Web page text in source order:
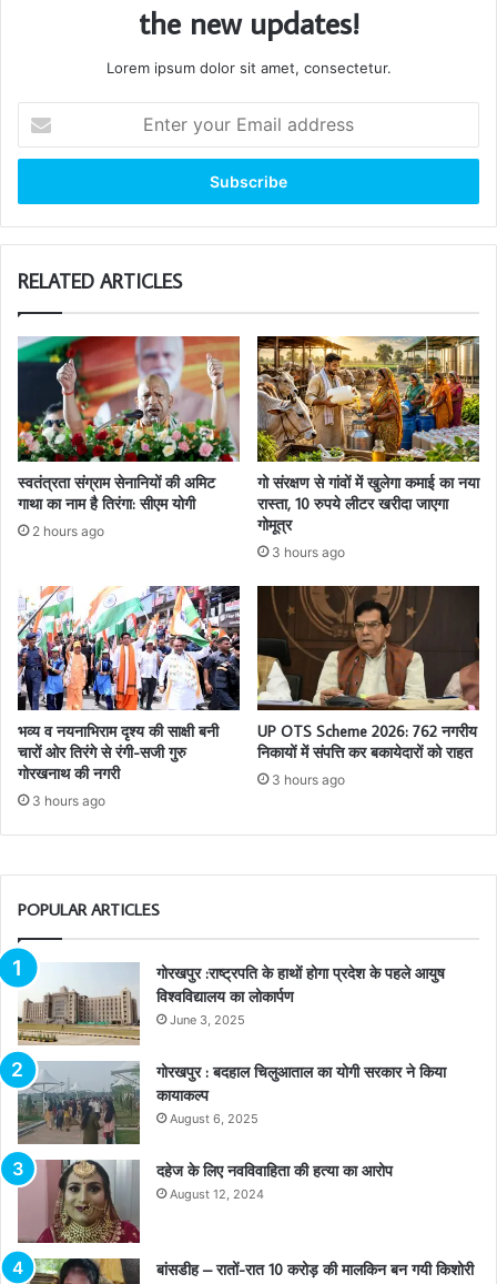
the new updates!
Lorem ipsum dolor sit amet, consectetur.
your
Email
RELATED ARTICLES
स्वतंत्रता संग्राम सेनानियों की अमिट
गाथा का नाम है तिरंगा: सीएम योगी
2 hours ago
गो संरक्षण से गांवों में खुलेगा कमाई का नया
रास्ता, 10 रुपये लीटर खरीदा जाएगा
गोमूत्र
3 hours ago
भव्य व नयनाभिराम दृश्य की साक्षी बनी
चारों ओर तिरंगे से रंगी-सजी गुरु
गोरखनाथ की नगरी
3 hours ago
UP OTS Scheme 2026: 762 नगरीय
निकायों में संपत्ति कर बकायेदारों को राहत
3 hours ago
POPULAR ARTICLES
गोरखपुर :राष्ट्रपति के हाथों होगा प्रदेश के पहले आयुष
विश्वविद्यालय का लोकार्पण
June 3, 2025
गोरखपुर : बदहाल चिलुआताल का योगी सरकार ने किया
कायाकल्प
August 6, 2025
दहेज के लिए नवविवाहिता की हत्या का आरोप
August 12, 2024
बांसडीह – रातों-रात 10 करोड़ की मालकिन बन गयी किशोरी